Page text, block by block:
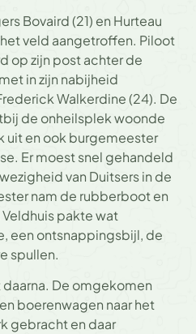
Bovaird (21) en Hurteau
veld aangetroffen. Piloot
op zijn post achter de
in zijn nabijheid
Walkerdine (24). De
de onheilsplek woonde
uit en ook burgemeester
Er moest snel gehandeld
van Duitsers in de
nam de rubberboot en
pakte wat
een ontsnappingsbijl, de
spullen.
daarna. De omgekomen
boerenwagen naar het
gebracht en daar